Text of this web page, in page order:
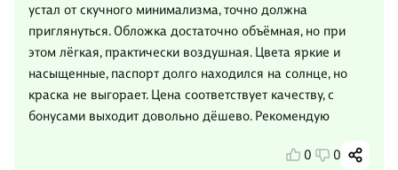
устал от скучного минимализма, точно должна
приглянуться. Обложка достаточно объёмная, но при
этом лёгкая, практически воздушная. Цвета яркие и
насыщенные, паспорт долго находился на солнце, но
краска не выгорает. Цена соответствует качеству, с
бонусами выходит довольно дёшево. Рекомендую
0 0